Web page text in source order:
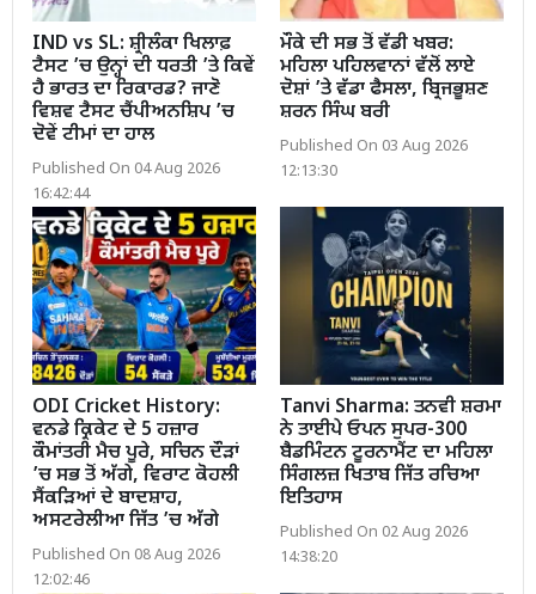
IND vs SL: ਸ਼੍ਰੀਲੰਕਾ ਖਿਲਾਫ਼
ਟੈਸਟ ’ਚ ਉਨ੍ਹਾਂ ਦੀ ਧਰਤੀ ’ਤੇ ਕਿਵੇਂ
ਹੈ ਭਾਰਤ ਦਾ ਰਿਕਾਰਡ? ਜਾਣੋ
ਵਿਸ਼ਵ ਟੈਸਟ ਚੈਂਪੀਅਨਸ਼ਿਪ ’ਚ
ਦੋਵੇਂ ਟੀਮਾਂ ਦਾ ਹਾਲ
Published On 04 Aug 2026
16:42:44
ਮੌਕੇ ਦੀ ਸਭ ਤੋਂ ਵੱਡੀ ਖਬਰ:
ਮਹਿਲਾ ਪਹਿਲਵਾਨਾਂ ਵੱਲੋਂ ਲਾਏ
ਦੋਸ਼ਾਂ ’ਤੇ ਵੱਡਾ ਫੈਸਲਾ, ਬ੍ਰਿਜਭੂਸ਼ਣ
ਸ਼ਰਨ ਸਿੰਘ ਬਰੀ
Published On 03 Aug 2026
12:13:30
ODI Cricket History:
ਵਨਡੇ ਕ੍ਰਿਕੇਟ ਦੇ 5 ਹਜ਼ਾਰ
ਕੌਮਾਂਤਰੀ ਮੈਚ ਪੂਰੇ, ਸਚਿਨ ਦੌੜਾਂ
’ਚ ਸਭ ਤੋਂ ਅੱਗੇ, ਵਿਰਾਟ ਕੋਹਲੀ
ਸੈਂਕੜਿਆਂ ਦੇ ਬਾਦਸ਼ਾਹ,
ਅਸਟਰੇਲੀਆ ਜਿੱਤ ’ਚ ਅੱਗੇ
Published On 08 Aug 2026
12:02:46
Tanvi Sharma: ਤਨਵੀ ਸ਼ਰਮਾ
ਨੇ ਤਾਈਪੇ ਓਪਨ ਸੁਪਰ-300
ਬੈਡਮਿੰਟਨ ਟੂਰਨਾਮੈਂਟ ਦਾ ਮਹਿਲਾ
ਸਿੰਗਲਜ਼ ਖਿਤਾਬ ਜਿੱਤ ਰਚਿਆ
ਇਤਿਹਾਸ
Published On 02 Aug 2026
14:38:20